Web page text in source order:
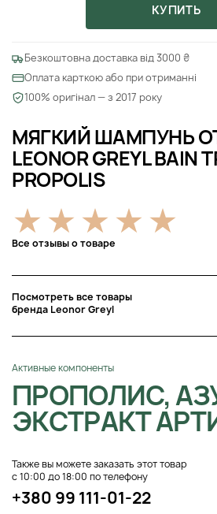
МЯГКИЙ ШАМПУНЬ
LEONOR GREYL BAIN
PROPOLIS
Все отзывы о товаре
Посмотреть все товары
бренда Leonor Greyl
Активные компоненты
ПРОПОЛИС,
ЭКСТРАКТ
Также вы можете заказать этот товар
с 10:00 до 18:00 по телефону
+380 99 111-01-22
КУПИТЬ
Безкоштовна доставка від 3000 ₴
Оплата карткою або при отриманні
100% оригінал — з 2017 року